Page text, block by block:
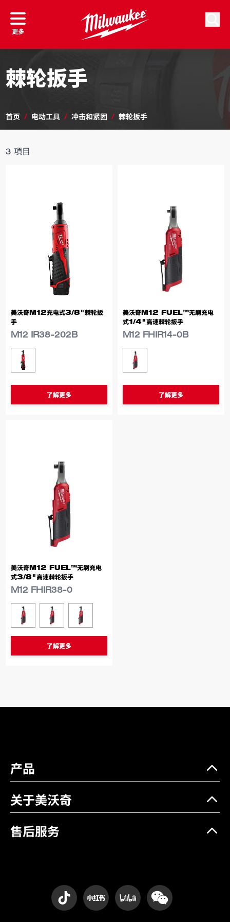
更多
棘轮扳手
首页 / 电动工具 / 冲击和紧固 / 棘轮扳手
3 項目
美沃奇M12充电式3/8"棘轮扳
手
M12 IR38-202B
类似型号
M12 IR38-202B
了解更多
美沃奇M12 FUEL™无刷充电
式1/4"高速棘轮扳手
M12 FHIR14-0B
类似型号
M12 FHIR14-0B
了解更多
美沃奇M12 FUEL™无刷充电
式3/8"高速棘轮扳手
M12 FHIR38-0
类似型号
M12 FHIR38-0
M12 FHIR38-0B
M12 FHIR38-302B
了解更多
产品
关于美沃奇
售后服务